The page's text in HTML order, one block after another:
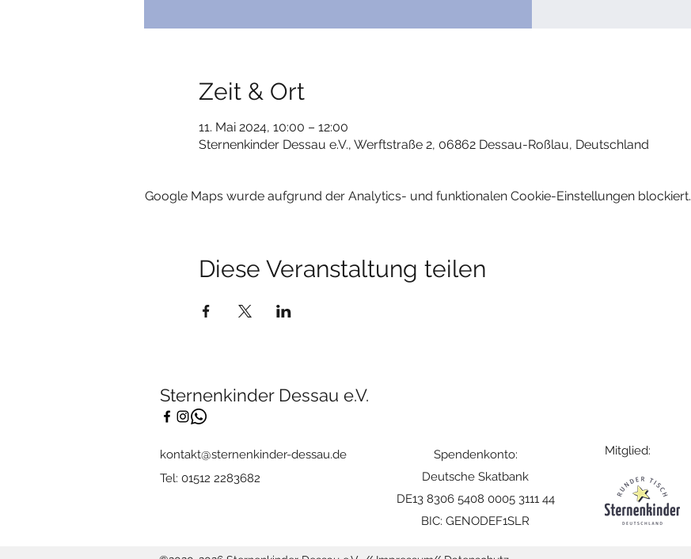
Zeit & Ort
11. Mai 2024, 10:00 – 12:00
Sternenkinder Dessau e.V., Werftstraße 2, 06862 Dessau-Roßlau, Deutschland
Google Maps wurde aufgrund der Analytics- und funktionalen Cookie-Einstellungen blockiert.
Diese Veranstaltung teilen
Sternenkinder Dessau e.V.
kontakt@sternenkinder-dessau.de
Tel: 01512 2283682
Spendenkonto:
Deutsche Skatbank
DE13 8306 5408 0005 3111 44
BIC: GENODEF1SLR
Mitglied: